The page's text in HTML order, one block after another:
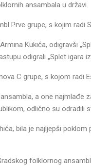
ansambala u državi.
Prve grupe, s kojim radi
Kukića, odigravši
odigrali „Splet igara
C grupe, s kojom radi
a one najmlađe
odlično su odradili
bila je najljepši
folklornog